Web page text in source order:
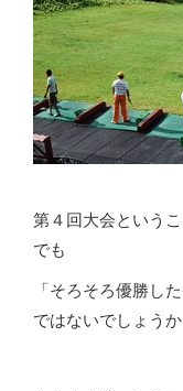
第４回大会という
でも
「そろそろ優勝し
ではないでしょうか